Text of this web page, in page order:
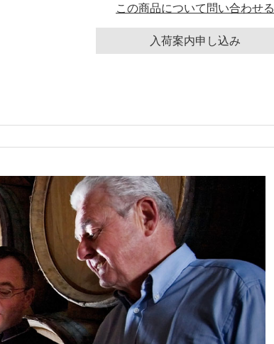
入荷案内申し込み
この商品について問い合わせる